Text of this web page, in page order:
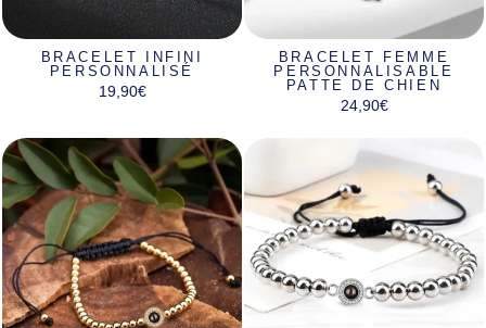
BRACELET INFINI
PERSONNALISÉ
19,90€
BRACELET FEMME
PERSONNALISABLE
PATTE DE CHIEN
24,90€